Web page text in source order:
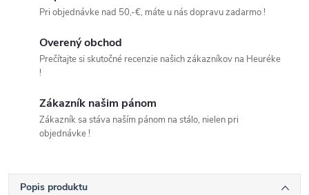
Pri objednávke nad 50,-€, máte u nás dopravu zadarmo !
Overený obchod
Prečítajte si skutočné recenzie našich zákazníkov na Heuréke
!
Zákazník našim pánom
Zákazník sa stáva naším pánom na stálo, nielen pri
objednávke !
Popis produktu